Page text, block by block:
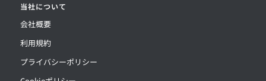
当社について
会社概要
利用規約
プライバシーポリシー